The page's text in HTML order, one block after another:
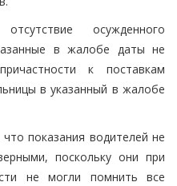
осужденного
в жалобе даты не
к поставкам
в указанный в жалобе
показания водителей не
поскольку они при
не могли помнить все